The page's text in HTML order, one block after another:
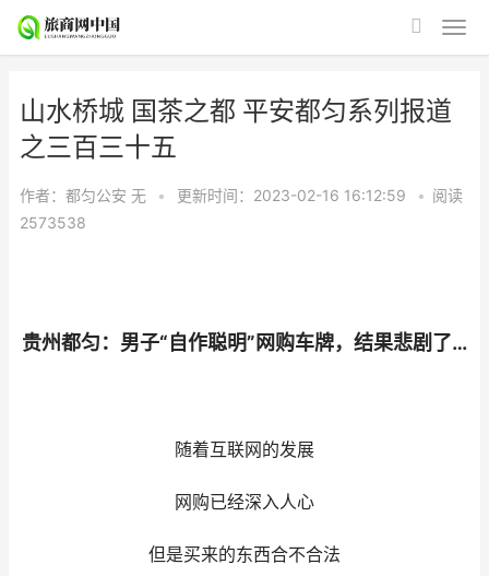
山水桥城 国茶之都 平安都匀系列报道
之三百三十五
作者：都匀公安 无 • 更新时间：2023-02-16 16:12:59 • 阅读
2573538
贵州都匀：男子“自作聪明”网购车牌，结果悲剧了…
随着互联网的发展
网购已经深入人心
但是买来的东西合不合法